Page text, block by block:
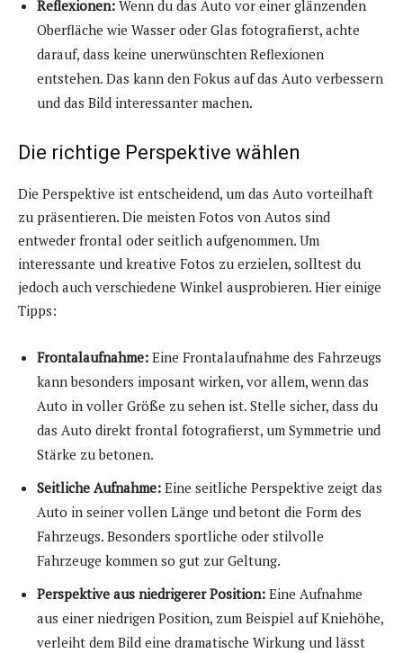
Reflexionen: Wenn du das Auto vor einer glänzenden
Oberfläche wie Wasser oder Glas fotografierst, achte
darauf, dass keine unerwünschten Reflexionen
entstehen. Das kann den Fokus auf das Auto verbessern
und das Bild interessanter machen.
Die richtige Perspektive wählen
Die Perspektive ist entscheidend, um das Auto vorteilhaft
zu präsentieren. Die meisten Fotos von Autos sind
entweder frontal oder seitlich aufgenommen. Um
interessante und kreative Fotos zu erzielen, solltest du
jedoch auch verschiedene Winkel ausprobieren. Hier einige
Tipps:
Frontalaufnahme: Eine Frontalaufnahme des Fahrzeugs
kann besonders imposant wirken, vor allem, wenn das
Auto in voller Größe zu sehen ist. Stelle sicher, dass du
das Auto direkt frontal fotografierst, um Symmetrie und
Stärke zu betonen.
Seitliche Aufnahme: Eine seitliche Perspektive zeigt das
Auto in seiner vollen Länge und betont die Form des
Fahrzeugs. Besonders sportliche oder stilvolle
Fahrzeuge kommen so gut zur Geltung.
Perspektive aus niedrigerer Position: Eine Aufnahme
aus einer niedrigen Position, zum Beispiel auf Kniehöhe,
verleiht dem Bild eine dramatische Wirkung und lässt